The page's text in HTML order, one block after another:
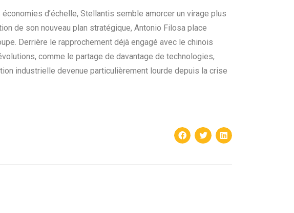
d’échelle, Stellantis semble amorcer un virage plus
de son nouveau plan stratégique, Antonio Filosa place
Derrière le rapprochement déjà engagé avec le chinois
comme le partage de davantage de technologies,
industrielle devenue particulièrement lourde depuis la crise